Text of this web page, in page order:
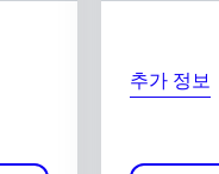
추가 정보